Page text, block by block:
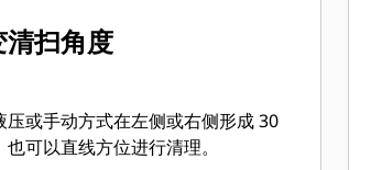
清扫角度
压或手动方式在左侧或右侧形成 30
也可以直线方位进行清理。